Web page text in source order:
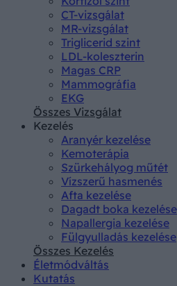
CT-vizsgálat
MR-vizsgálat
Triglicerid szint
LDL-koleszterin
Magas CRP
Mammográfia
EKG
Összes Vizsgálat
Kezelés
Aranyér kezelése
Kemoterápia
Szürkehályog műtét
Vízszerű hasmenés
Afta kezelése
Dagadt boka kezelése
Napallergia kezelése
Fülgyulladás kezelése
Összes Kezelés
Életmódváltás
Kutatás